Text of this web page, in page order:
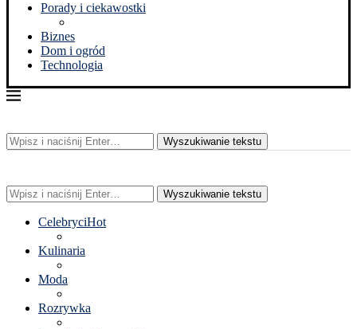
Porady i ciekawostki
Biznes
Dom i ogród
Technologia
Wyszukiwanie tekstu
Wyszukiwanie tekstu
CelebryciHot
Kulinaria
Moda
Rozrywka